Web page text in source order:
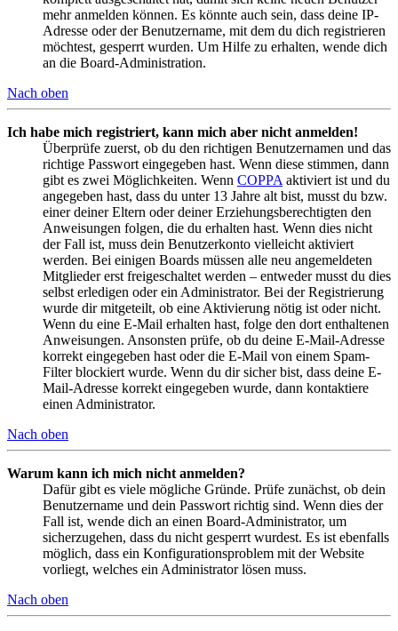
mehr anmelden können. Es könnte auch sein, dass deine IP-
Adresse oder der Benutzername, mit dem du dich registrieren
möchtest, gesperrt wurden. Um Hilfe zu erhalten, wende dich
an die Board-Administration.
Nach oben
Ich habe mich registriert, kann mich aber nicht anmelden!
Überprüfe zuerst, ob du den richtigen Benutzernamen und das
richtige Passwort eingegeben hast. Wenn diese stimmen, dann
gibt es zwei Möglichkeiten. Wenn COPPA aktiviert ist und du
angegeben hast, dass du unter 13 Jahre alt bist, musst du bzw.
einer deiner Eltern oder deiner Erziehungsberechtigten den
Anweisungen folgen, die du erhalten hast. Wenn dies nicht
der Fall ist, muss dein Benutzerkonto vielleicht aktiviert
werden. Bei einigen Boards müssen alle neu angemeldeten
Mitglieder erst freigeschaltet werden – entweder musst du dies
selbst erledigen oder ein Administrator. Bei der Registrierung
wurde dir mitgeteilt, ob eine Aktivierung nötig ist oder nicht.
Wenn du eine E-Mail erhalten hast, folge den dort enthaltenen
Anweisungen. Ansonsten prüfe, ob du deine E-Mail-Adresse
korrekt eingegeben hast oder die E-Mail von einem Spam-
Filter blockiert wurde. Wenn du dir sicher bist, dass deine E-
Mail-Adresse korrekt eingegeben wurde, dann kontaktiere
einen Administrator.
Nach oben
Warum kann ich mich nicht anmelden?
Dafür gibt es viele mögliche Gründe. Prüfe zunächst, ob dein
Benutzername und dein Passwort richtig sind. Wenn dies der
Fall ist, wende dich an einen Board-Administrator, um
sicherzugehen, dass du nicht gesperrt wurdest. Es ist ebenfalls
möglich, dass ein Konfigurationsproblem mit der Website
vorliegt, welches ein Administrator lösen muss.
Nach oben